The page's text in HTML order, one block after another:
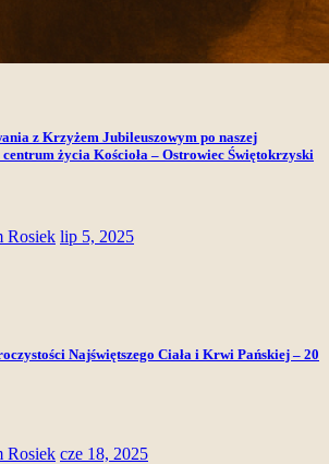
z Krzyżem Jubileuszowym po naszej
życia Kościoła – Ostrowiec Świętokrzyski
Rosiek lip 5, 2025
Najświętszego Ciała i Krwi Pańskiej – 20
Rosiek cze 18, 2025